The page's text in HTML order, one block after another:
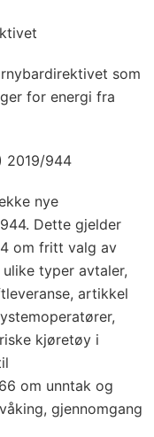
som
for energi fra
2019/944
nye
Dette gjelder
om fritt valg av
typer avtaler,
artikkel
kjøretøy i
om unntak og
gjennomgang